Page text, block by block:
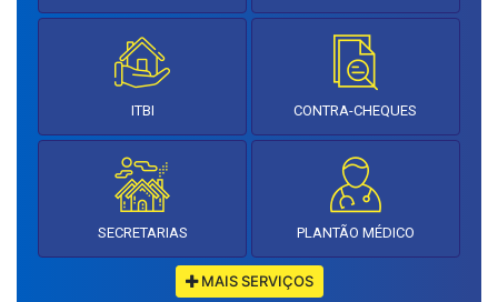
ITBI CONTRA-CHEQUES
SECRETARIAS PLANTÃO MÉDICO
MAIS SERVIÇOS